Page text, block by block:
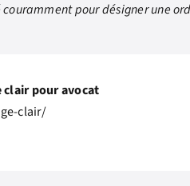
pour désigner une
pour avocat
clair/